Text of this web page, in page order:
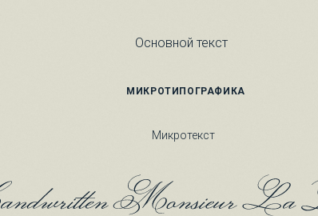
Основной текст
МИКРОТИПОГРАФИКА
Микротекст